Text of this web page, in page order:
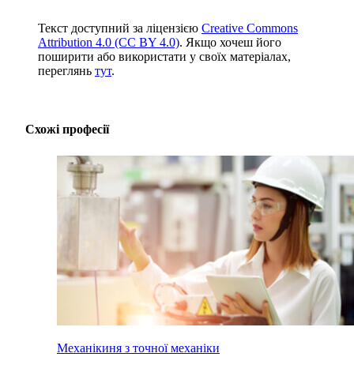
Текст доступний за ліцензією Creative Commons
Attribution 4.0 (CC BY 4.0). Якщо хочеш його
поширити або використати у своїх матеріалах,
переглянь тут.
Схожі професії
Механікиня з точної механіки